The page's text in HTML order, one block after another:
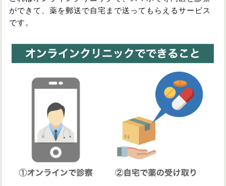
ができて、薬を郵送で自宅まで送ってもらえるサービス
です。